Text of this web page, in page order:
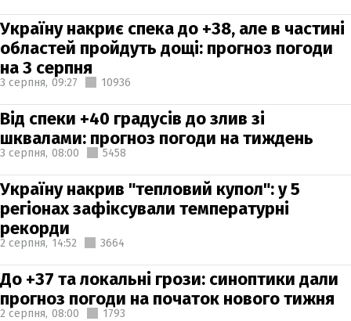
Україну накриє спека до +38, але в частині
областей пройдуть дощі: прогноз погоди
на 3 серпня
3 серпня, 09:27 10936
Від спеки +40 градусів до злив зі
шквалами: прогноз погоди на тиждень
3 серпня, 08:00 5458
Україну накрив "тепловий купол": у 5
регіонах зафіксували температурні
рекорди
2 серпня, 14:52 3664
До +37 та локальні грози: синоптики дали
прогноз погоди на початок нового тижня
2 серпня, 08:00 1793